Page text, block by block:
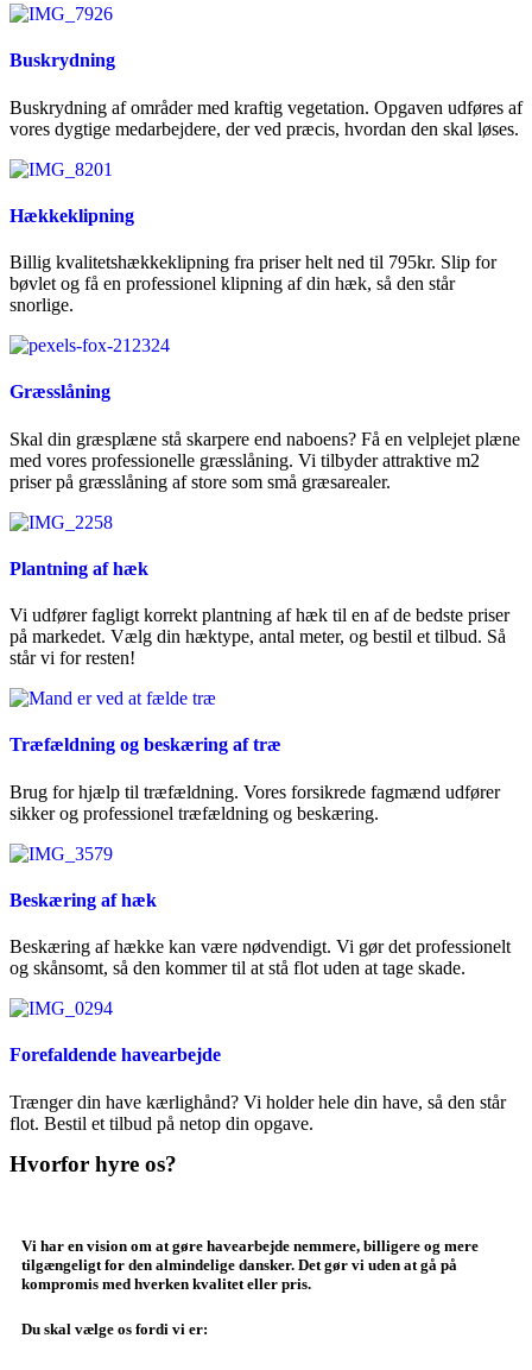
Buskrydning
Buskrydning af områder med kraftig vegetation. Opgaven udføres af
vores dygtige medarbejdere, der ved præcis, hvordan den skal løses.
Hækkeklipning
Billig kvalitetshækkeklipning fra priser helt ned til 795kr. Slip for
bøvlet og få en professionel klipning af din hæk, så den står
snorlige.
Græsslåning
Skal din græsplæne stå skarpere end naboens? Få en velplejet plæne
med vores professionelle græsslåning. Vi tilbyder attraktive m2
priser på græsslåning af store som små græsarealer.
Plantning af hæk
Vi udfører fagligt korrekt plantning af hæk til en af de bedste priser
på markedet. Vælg din hæktype, antal meter, og bestil et tilbud. Så
står vi for resten!
Træfældning og beskæring af træ
Brug for hjælp til træfældning. Vores forsikrede fagmænd udfører
sikker og professionel træfældning og beskæring.
Beskæring af hæk
Beskæring af hække kan være nødvendigt. Vi gør det professionelt
og skånsomt, så den kommer til at stå flot uden at tage skade.
Forefaldende havearbejde
Trænger din have kærlighånd? Vi holder hele din have, så den står
flot. Bestil et tilbud på netop din opgave.
Hvorfor hyre os?
Vi har en vision om at gøre havearbejde nemmere, billigere og mere
tilgængeligt for den almindelige dansker. Det gør vi uden at gå på
kompromis med hverken kvalitet eller pris.
Du skal vælge os fordi vi er: